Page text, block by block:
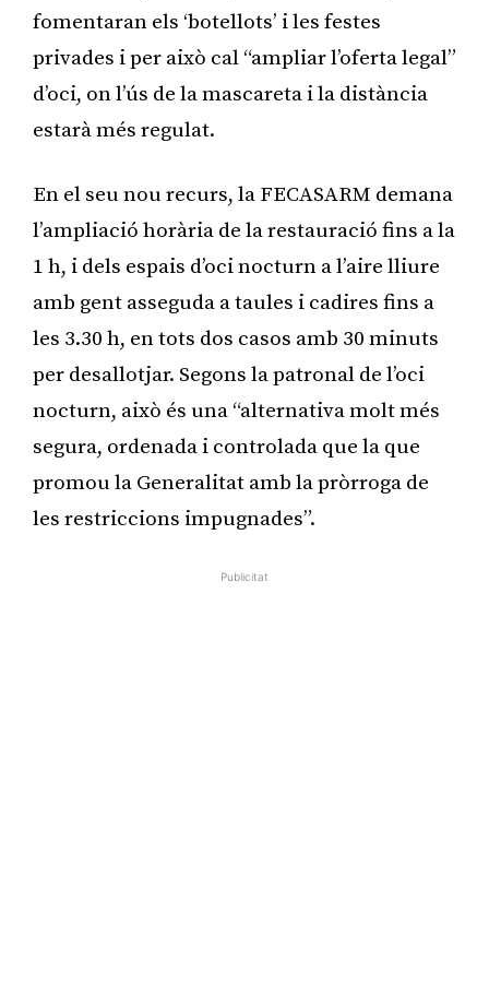
fomentaran els ‘botellots’ i les festes
privades i per això cal “ampliar l’oferta legal”
d’oci, on l’ús de la mascareta i la distància
estarà més regulat.
En el seu nou recurs, la FECASARM demana
l’ampliació horària de la restauració fins a la
1 h, i dels espais d’oci nocturn a l’aire lliure
amb gent asseguda a taules i cadires fins a
les 3.30 h, en tots dos casos amb 30 minuts
per desallotjar. Segons la patronal de l’oci
nocturn, això és una “alternativa molt més
segura, ordenada i controlada que la que
promou la Generalitat amb la pròrroga de
les restriccions impugnades”.
Publicitat